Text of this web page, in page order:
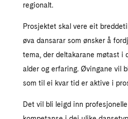
regionalt.
Prosjektet skal vere eit
øva dansarar som ønsker å
tema, der deltakarane møtast i
alder og erfaring. Øvingane vil
som til ei kvar tid er aktive i
Det vil bli leigd inn